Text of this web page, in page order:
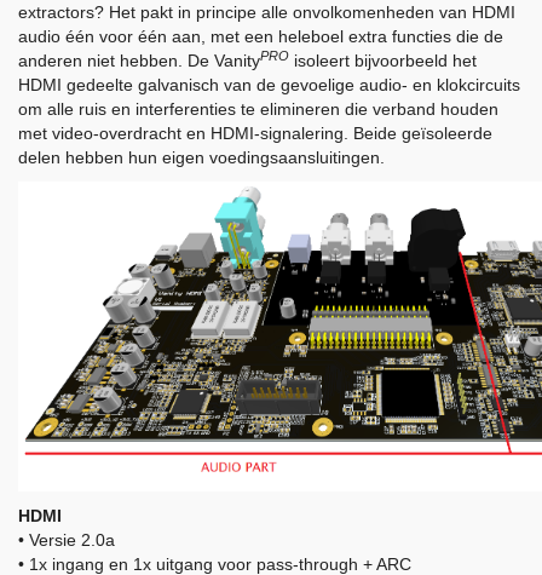
extractors? Het pakt in principe alle onvolkomenheden van HDMI
audio één voor één aan, met een heleboel extra functies die de
anderen niet hebben. De VanityPRO isoleert bijvoorbeeld het
HDMI gedeelte galvanisch van de gevoelige audio- en klokcircuits
om alle ruis en interferenties te elimineren die verband houden
met video-overdracht en HDMI-signalering. Beide geïsoleerde
delen hebben hun eigen voedingsaansluitingen.
HDMI
• Versie 2.0a
• 1x ingang en 1x uitgang voor pass-through + ARC